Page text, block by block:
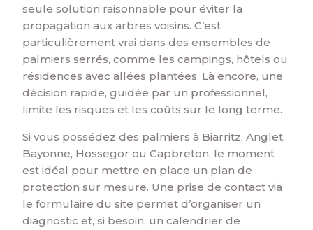
seule solution raisonnable pour éviter la
propagation aux arbres voisins. C’est
particulièrement vrai dans des ensembles de
palmiers serrés, comme les campings, hôtels ou
résidences avec allées plantées. Là encore, une
décision rapide, guidée par un professionnel,
limite les risques et les coûts sur le long terme.
Si vous possédez des palmiers à Biarritz, Anglet,
Bayonne, Hossegor ou Capbreton, le moment
est idéal pour mettre en place un plan de
protection sur mesure. Une prise de contact via
le formulaire du site permet d’organiser un
diagnostic et, si besoin, un calendrier de